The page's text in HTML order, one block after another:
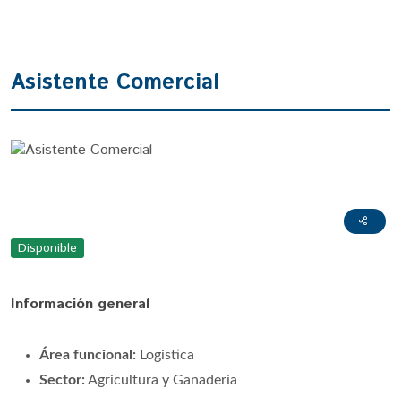
Asistente Comercial
Disponible
Información general
Área funcional: Logistica
Sector: Agricultura y Ganadería